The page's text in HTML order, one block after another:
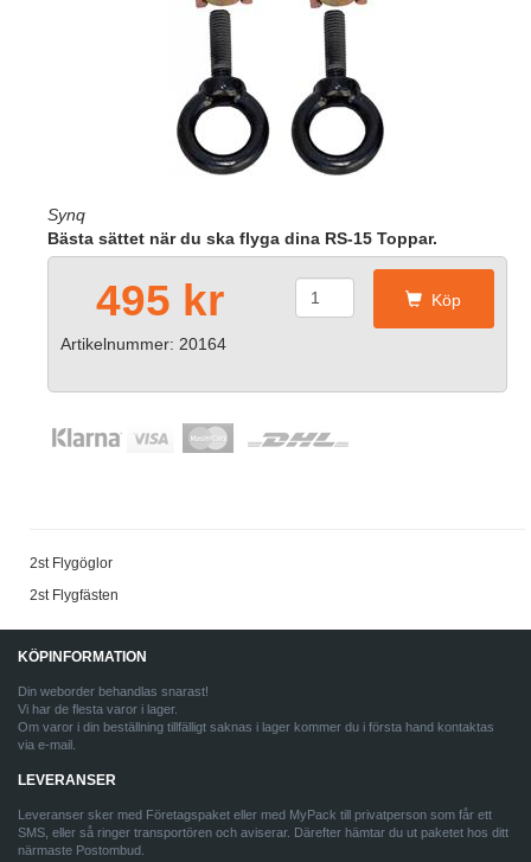
Synq
Bästa sättet när du ska flyga dina RS-15 Toppar.
495 kr Köp
Artikelnummer: 20164
2st Flygöglor
2st Flygfästen
KÖPINFORMATION
Din weborder behandlas snarast!
Vi har de flesta varor i lager.
Om varor i din beställning tillfälligt saknas i lager kommer du i första hand kontaktas
via e-mail.
LEVERANSER
Leveranser sker med Företagspaket eller med MyPack till privatperson som får ett
SMS, eller så ringer transportören och aviserar. Därefter hämtar du ut paketet hos ditt
närmaste Postombud.